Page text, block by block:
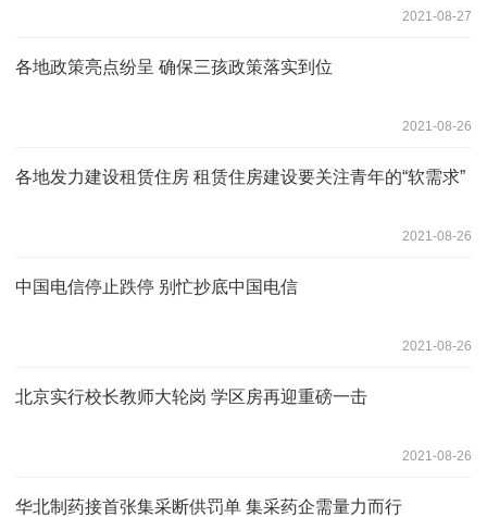
2021-08-27
各地政策亮点纷呈 确保三孩政策落实到位
2021-08-26
各地发力建设租赁住房 租赁住房建设要关注青年的“软需求”
2021-08-26
中国电信停止跌停 别忙抄底中国电信
2021-08-26
北京实行校长教师大轮岗 学区房再迎重磅一击
2021-08-26
华北制药接首张集采断供罚单 集采药企需量力而行